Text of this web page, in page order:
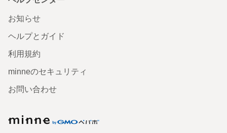
お知らせ
ヘルプとガイド
利用規約
minneのセキュリティ
お問い合わせ